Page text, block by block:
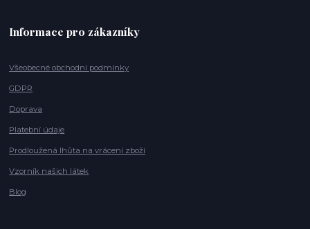
Informace pro zákazníky
Všeobecné obchodní podmínky
GDPR
Doprava
Platební údaje
Prodloužená lhůta na vrácení zboží
Vzorník našich látek
Blog